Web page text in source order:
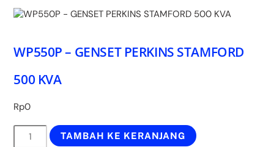
WP550P – GENSET PERKINS STAMFORD
500 KVA
Rp0
Kuantitas
WP550P
TAMBAH KE KERANJANG